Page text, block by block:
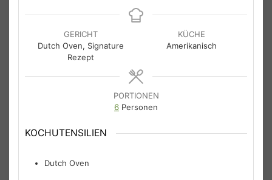
GERICHT
Dutch Oven, Signature
Rezept
KÜCHE
Amerikanisch
PORTIONEN
6 Personen
KOCHUTENSILIEN
Dutch Oven